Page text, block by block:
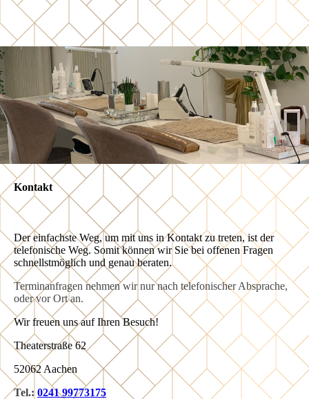
Kontakt
Der einfachste Weg, um mit uns in Kontakt zu treten, ist der
telefonische Weg. Somit können wir Sie bei offenen Fragen
schnellstmöglich und genau beraten.
Terminanfragen nehmen wir nur nach telefonischer Absprache,
oder vor Ort an.
Wir freuen uns auf Ihren Besuch!
Theaterstraße 62
52062 Aachen
Tel.: 0241 99773175